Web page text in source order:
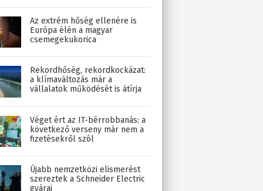
Az extrém hőség ellenére is
Európa élén a magyar
csemegekukorica
Rekordhőség, rekordkockázat:
a klímaváltozás már a
vállalatok működését is átírja
Véget ért az IT-bérrobbanás: a
következő verseny már nem a
fizetésekről szól
Újabb nemzetközi elismerést
szereztek a Schneider Electric
gyárai